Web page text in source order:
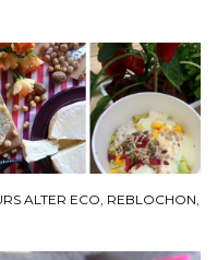
ALTER ECO, REBLOCHON,